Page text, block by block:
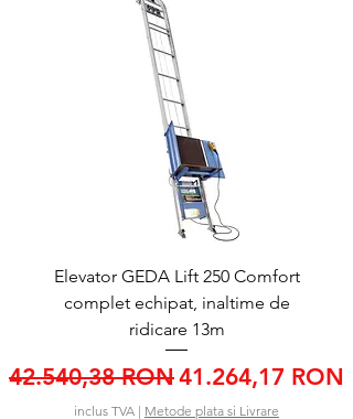
Elevator GEDA Lift 250 Comfort
complet echipat, inaltime de
ridicare 13m
Preț normal
42.540,38 RONPreț redus
41.264,17 RON
inclus TVA | Metode plata si Livrare